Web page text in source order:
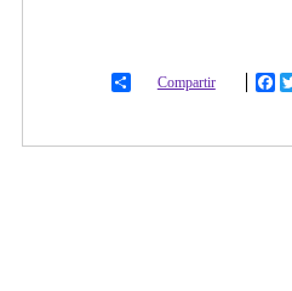
Compartir